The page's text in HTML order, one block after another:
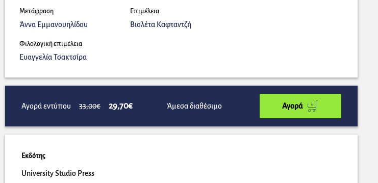
Μετάφραση
Άννα Εμμανουηλίδου
Επιμέλεια
Βιολέτα Καφταντζή
Φιλολογική επιμέλεια
Ευαγγελία Τσακτσίρα
Αγορά εντύπου 33,00€ 29,70€ Άμεσα διαθέσιμο Αγορά
Εκδότης
University Studio Press